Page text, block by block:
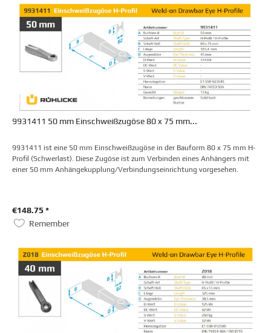
9931411 50 mm Einschweißzugöse 80 x 75 mm...
9931411 ist eine 50 mm Einschweißzugöse in der Bauform 80 x 75 mm H-
Profil (Schwerlast). Diese Zugöse ist zum Verbinden eines Anhängers mit
einer 50 mm Anhängekupplung/Verbindungseinrichtung vorgesehen.
€148.75 *
Remember